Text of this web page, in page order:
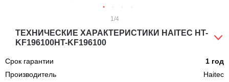
1 /4
ТЕХНИЧЕСКИЕ ХАРАКТЕРИСТИКИ HAITEC HT-
KF196100HT-KF196100
Срок гарантии
1 год
Производитель
Haitec